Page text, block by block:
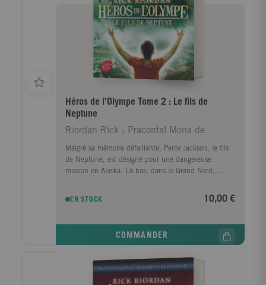
Héros de l'Olympe Tome 2 : Le fils de
Neptune
Riordan Rick ; Pracontal Mona de
Malgré sa mémoire défaillante, Percy Jackson, le fils
de Neptune, est désigné pour une dangereuse
mission en Alaska. Là-bas, dans le Grand Nord,
un à un. Assisté par les demi-dieux Hazel et Frank,
Percy doit une fois encore combattre le chaos qui
EN STOCK 10,00 €
COMMANDER